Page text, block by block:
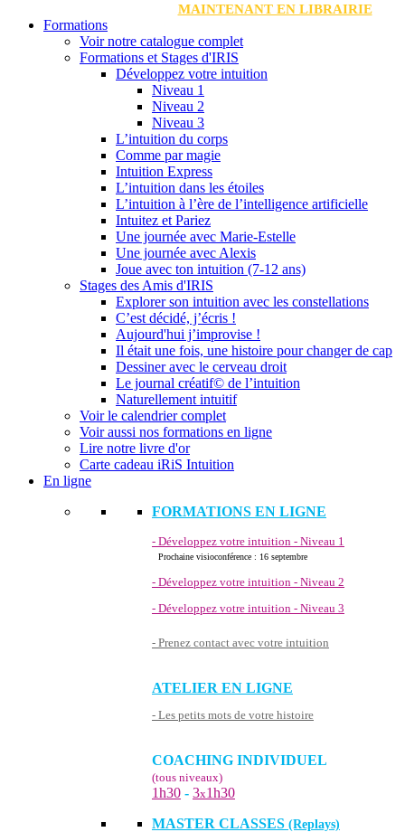
MAINTENANT EN LIBRAIRIE
Formations
Voir notre catalogue complet
Formations et Stages d'IRIS
Développez votre intuition
Niveau 1
Niveau 2
Niveau 3
L’intuition du corps
Comme par magie
Intuition Express
L’intuition dans les étoiles
L’intuition à l’ère de l’intelligence artificielle
Intuitez et Pariez
Une journée avec Marie-Estelle
Une journée avec Alexis
Joue avec ton intuition (7-12 ans)
Stages des Amis d'IRIS
Explorer son intuition avec les constellations
C’est décidé, j’écris !
Aujourd'hui j’improvise !
Il était une fois, une histoire pour changer de cap
Dessiner avec le cerveau droit
Le journal créatif© de l’intuition
Naturellement intuitif
Voir le calendrier complet
Voir aussi nos formations en ligne
Lire notre livre d'or
Carte cadeau iRiS Intuition
En ligne
FORMATIONS EN LIGNE
- Développez votre intuition - Niveau 1
Prochaine visioconférence : 16 septembre
- Développez votre intuition - Niveau 2
- Développez votre intuition - Niveau 3
- Prenez contact avec votre intuition
ATELIER EN LIGNE
- Les petits mots de votre histoire
COACHING INDIVIDUEL
(tous niveaux)
1h30 - 3x1h30
MASTER CLASSES (Replays)